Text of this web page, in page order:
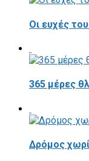
Οι ευχές
365 μέρες
Δρόμος